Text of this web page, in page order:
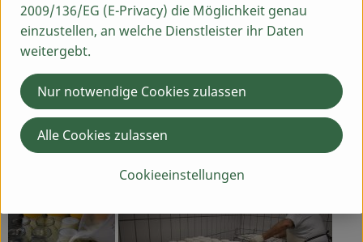
91463 Hausenhof, Dietersheim
2009/136/EG (E-Privacy) die Möglichkeit genau
einzustellen, an welche Dienstleister ihr Daten
weitergebt.
Cookieeinstellungen
Nur notwendige Cookies zulassen
Alle Cookies zulassen